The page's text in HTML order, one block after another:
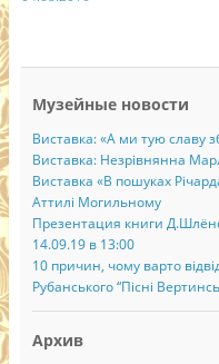
Музейные новости
Виставка: «А ми тую славу
Виставка: Незрівнянна
Виставка «В пошуках
Аттилі Могильному
Презентация книги
14.09.19 в 13:00
10 причин, чому варто
Рубанського “Пісні
Архив